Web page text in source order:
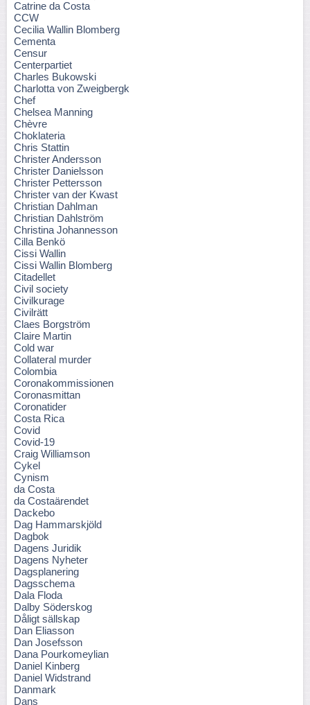
Catrine da Costa
CCW
Cecilia Wallin Blomberg
Cementa
Censur
Centerpartiet
Charles Bukowski
Charlotta von Zweigbergk
Chef
Chelsea Manning
Chèvre
Choklateria
Chris Stattin
Christer Andersson
Christer Danielsson
Christer Pettersson
Christer van der Kwast
Christian Dahlman
Christian Dahlström
Christina Johannesson
Cilla Benkö
Cissi Wallin
Cissi Wallin Blomberg
Citadellet
Civil society
Civilkurage
Civilrätt
Claes Borgström
Claire Martin
Cold war
Collateral murder
Colombia
Coronakommissionen
Coronasmittan
Coronatider
Costa Rica
Covid
Covid-19
Craig Williamson
Cykel
Cynism
da Costa
da Costaärendet
Dackebo
Dag Hammarskjöld
Dagbok
Dagens Juridik
Dagens Nyheter
Dagsplanering
Dagsschema
Dala Floda
Dalby Söderskog
Dåligt sällskap
Dan Eliasson
Dan Josefsson
Dana Pourkomeylian
Daniel Kinberg
Daniel Widstrand
Danmark
Dans